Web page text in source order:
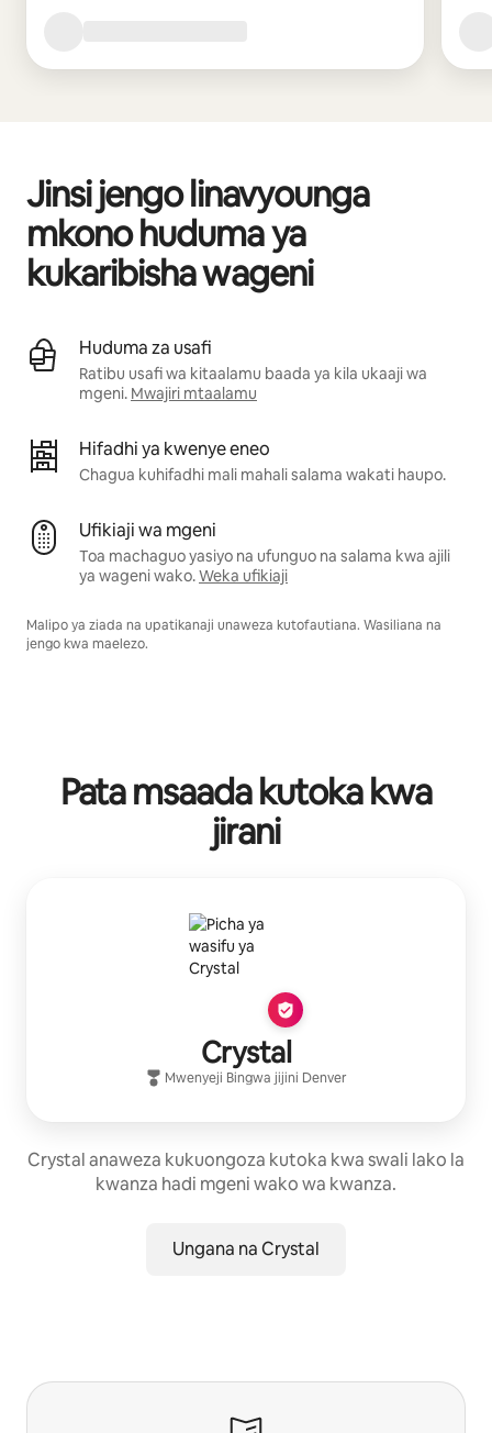
Jinsi jengo linavyounga
mkono huduma ya
kukaribisha wageni
Huduma za usafi
Ratibu usafi wa kitaalamu baada ya kila ukaaji wa
mgeni. Mwajiri mtaalamu
Hifadhi ya kwenye eneo
Chagua kuhifadhi mali mahali salama wakati haupo.
Ufikiaji wa mgeni
Toa machaguo yasiyo na ufunguo na salama kwa ajili
ya wageni wako.Weka ufikiaji
Malipo ya ziada na upatikanaji unaweza kutofautiana. Wasiliana na
jengo kwa maelezo.
Pata msaada kutoka kwa
jirani
Crystal
Mwenyeji Bingwa jijini Denver
Crystal anaweza kukuongoza kutoka kwa swali lako la
kwanza hadi mgeni wako wa kwanza.
Ungana na Crystal